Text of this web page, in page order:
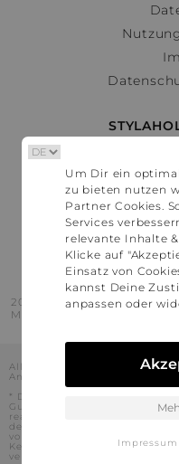
2016 - 2026 © Stylaholic.
Made for you with love in
Alle Preise inkl. der jeweils
Angaben ohne Gewähr.
* Die angezeigten Preise
Gutschein-Codes auf den
realisiert werden können.
der Gutschein-Codes durch
vorkommen, dass die
Kenntnisstand bei dem
verwendet werden können.
Um Dir ein
zu bieten nutzen
Partner Cookies.
Services
relevante Inhalte
Klicke auf
Einsatz von
kannst Deine
anpassen oder
Impressum